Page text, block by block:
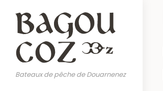
contenu
principal
Bateaux de pêche de Douarnenez